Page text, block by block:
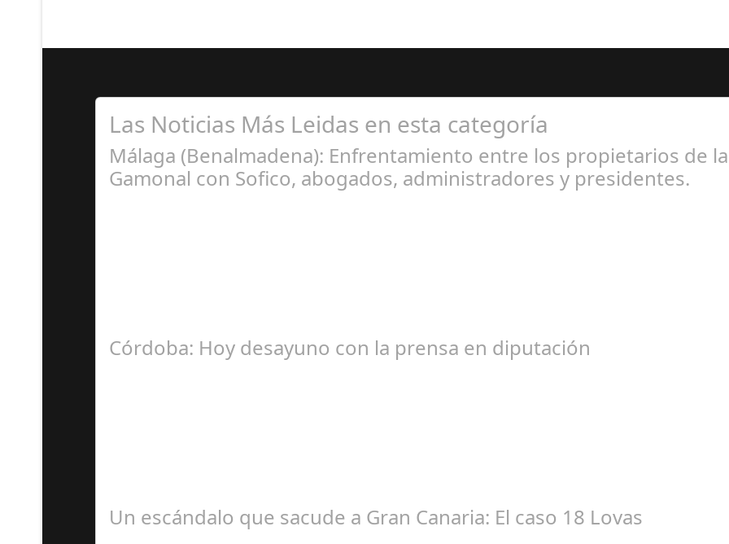
Las Noticias Más Leidas en esta categoría
Málaga (Benalmadena): Enfrentamiento entre los propietarios de
Gamonal con Sofico, abogados, administradores y presidentes.
Córdoba: Hoy desayuno con la prensa en diputación
Un escándalo que sacude a Gran Canaria: El caso 18 Lovas